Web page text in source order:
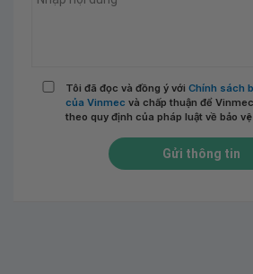
Tôi đã đọc và đồng ý với Chính sách
của Vinmec và chấp thuận để
theo quy định của pháp luật về bảo vệ
Gửi thông tin